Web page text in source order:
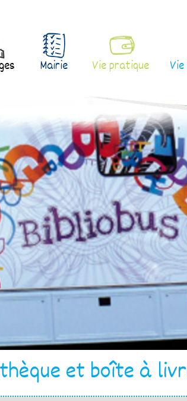
Mairie Vie pratique
et boîte à